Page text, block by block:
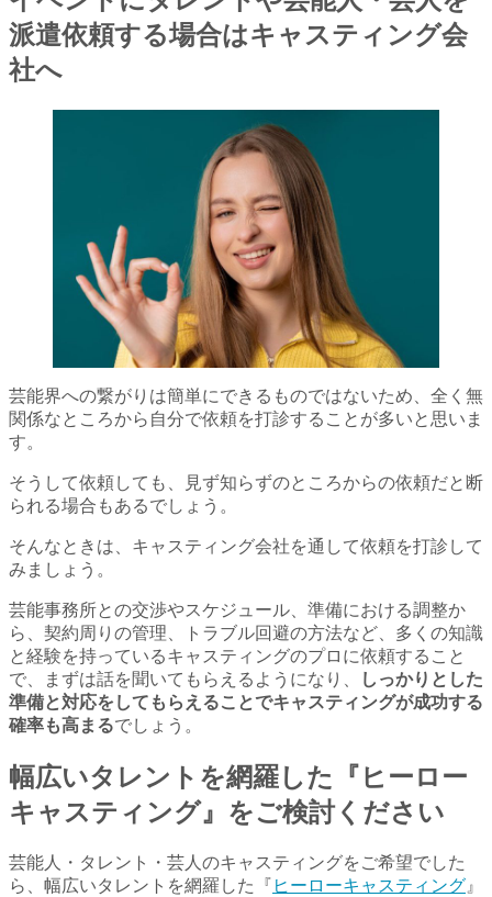
派遣依頼する場合はキャスティング会
社へ
芸能界への繋がりは簡単にできるものではないため、全く無
関係なところから自分で依頼を打診することが多いと思いま
す。
そうして依頼しても、見ず知らずのところからの依頼だと断
られる場合もあるでしょう。
そんなときは、キャスティング会社を通して依頼を打診して
みましょう。
芸能事務所との交渉やスケジュール、準備における調整か
ら、契約周りの管理、トラブル回避の方法など、多くの知識
と経験を持っているキャスティングのプロに依頼すること
で、まずは話を聞いてもらえるようになり、
しっかりとした
準備と対応をしてもらえることでキャスティングが成功する
確率も高まるでしょう。
幅広いタレントを網羅した『ヒーロー
キャスティング』をご検討ください
芸能人・タレント・芸人のキャスティングをご希望でした
ら、幅広いタレントを網羅した『 ヒーローキャステ ィ ング 』